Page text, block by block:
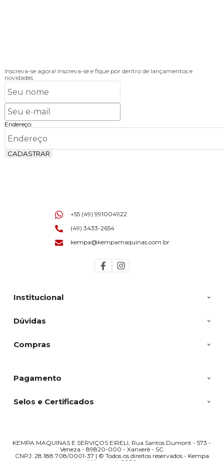
Inscreva-se agora! Inscreva-se e fique por dentro de lançamentos e
novidades.
Endereço:
CADASTRAR
Institucional
Dúvidas
Compras
+55 (49) 991004922
(49) 3433-2654
kempa@kempamaquinas.com.br
Pagamento
Selos e Certificados
KEMPA MAQUINAS E SERVIÇOS EIRELI, Rua Santos Dumont - 573 -
Veneza - 89820-000 - Xanxerê - SC
CNPJ: 28.188.708/0001-37 | © Todos os direitos reservados - Kempa